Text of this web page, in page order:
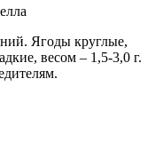
Ягоды круглые,
весом – 1,5-3,0 г.